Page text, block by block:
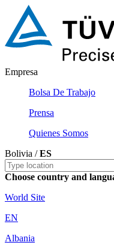
Empresa
Bolsa De Trabajo
Prensa
Quienes Somos
Bolivia /ES
Choose country and
World Site
EN
Albania